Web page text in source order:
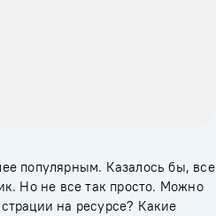
популярным. Казалось бы, все
Но не все так просто. Можно
на ресурсе? Какие